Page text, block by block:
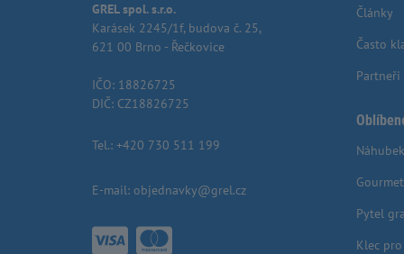
GREL spol. s.r.o.
Karásek 2245/1f, budova č. 25,
621 00 Brno - Řečkovice
IČO: 18826725
DIČ: CZ18826725
Tel.: +420 730 511 199
E-mail: objednavky@grel.cz
Články
Často
Partneři
Pytel
Klec